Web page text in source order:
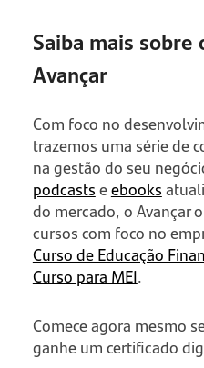
Saiba mais sobre
Avançar
Com foco no
trazemos uma série de
na gestão do seu
podcastseebooks
do mercado, o Avançar
cursos com foco no
Curso de Educação
Curso para MEI.
Comece agora mesmo
ganhe um certificado